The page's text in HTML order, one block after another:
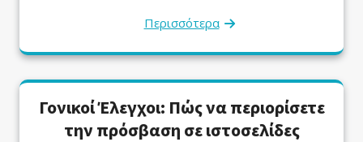
Περισσότερα
Γονικοί Έλεγχοι: Πώς να περιορίσετε
την πρόσβαση σε ιστοσελίδες